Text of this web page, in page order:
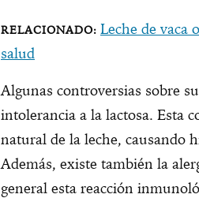
Leche de vaca
salud
Algunas controversias sobre
intolerancia a la lactosa. Esta
natural de la leche, causando
Además, existe también la
general esta reacción